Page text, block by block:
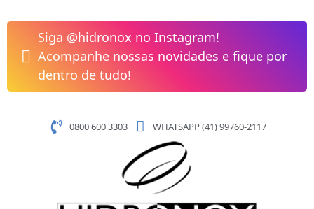
para
conteúdo
Siga @hidronox no Instagram!
Acompanhe nossas novidades e fique por
dentro de tudo!
0800 600 3303 WHATSAPP (41) 99760-2117